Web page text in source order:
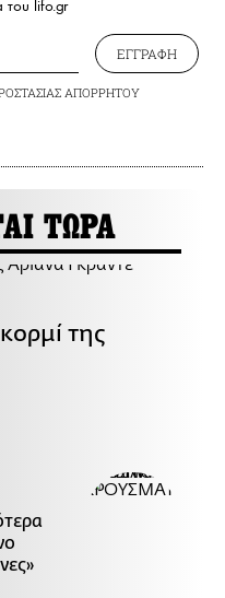
του lifo.gr
ΕΓΓΡΑΦΗ
ΑΠΟΡΡΗΤΟΥ
ΤΩΡΑ
της